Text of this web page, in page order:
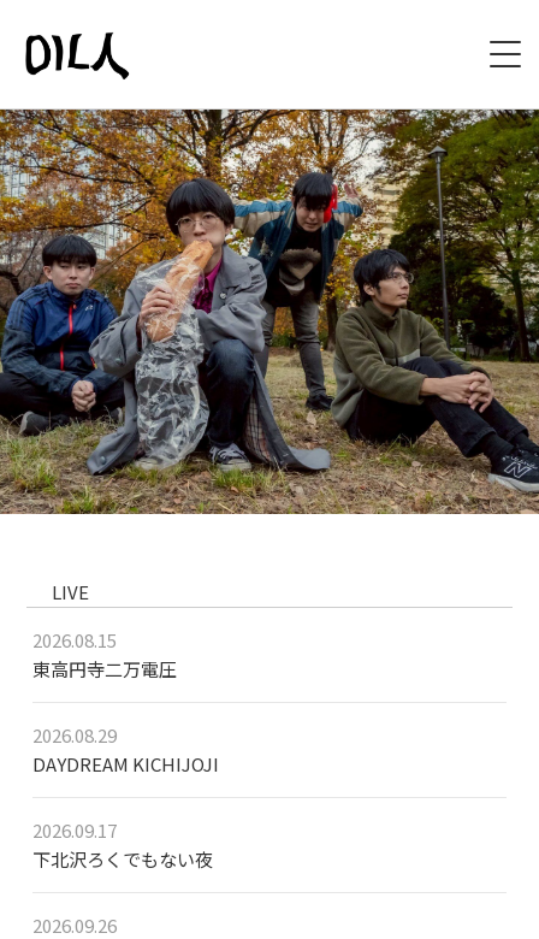
HOME
ABOUT
BIOGRAPHY
DISCOGRAPHY
LIVE
SHOP
LIVE
2026.08.15
東高円寺二万電圧
2026.08.29
DAYDREAM KICHIJOJI
2026.09.17
下北沢ろくでもない夜
2026.09.26